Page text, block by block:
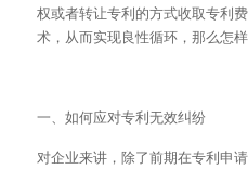
权或者转让专利的方式收取专利
术，从而实现良性循环，那么怎
一、如何应对专利无效纠纷
对企业来讲，除了前期在专利申